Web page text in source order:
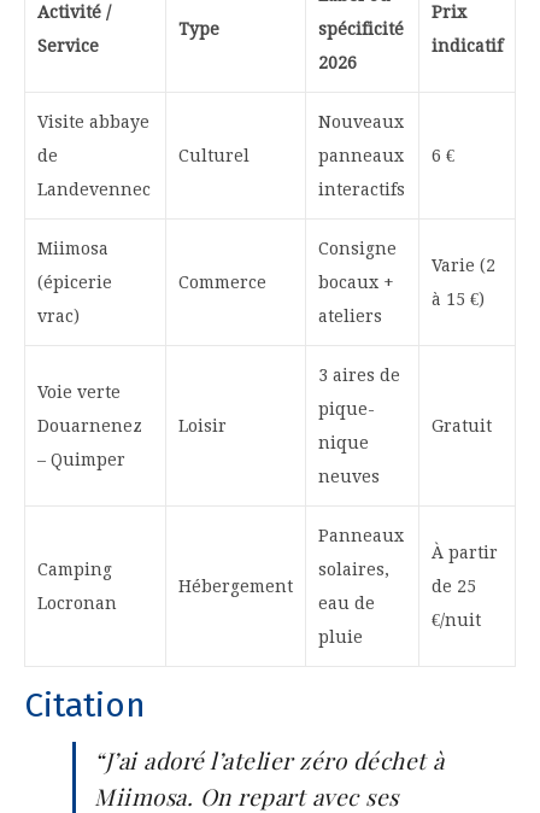
Activité /
Service
Type
spécificité
2026
Prix
indicatif
Visite abbaye
de
Landevennec
Culturel
Nouveaux
panneaux
interactifs
6 €
Miimosa
(épicerie
vrac)
Commerce
Consigne
bocaux +
ateliers
Varie (2
à 15 €)
Voie verte
Douarnenez
– Quimper
Loisir
3 aires de
pique-
nique
neuves
Gratuit
Camping
Locronan
Hébergement
Panneaux
solaires,
eau de
pluie
À partir
de 25
€/nuit
Citation
“J’ai adoré l’atelier zéro déchet à
Miimosa. On repart avec ses